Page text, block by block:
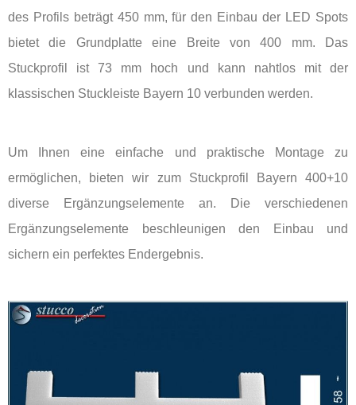
des Profils beträgt 450 mm, für den Einbau der LED Spots
bietet die Grundplatte eine Breite von 400 mm. Das
Stuckprofil ist 73 mm hoch und kann nahtlos mit der
klassischen Stuckleiste Bayern 10 verbunden werden.
Um Ihnen eine einfache und praktische Montage zu
ermöglichen, bieten wir zum Stuckprofil Bayern 400+10
diverse Ergänzungselemente an. Die verschiedenen
Ergänzungselemente beschleunigen den Einbau und
sichern ein perfektes Endergebnis.